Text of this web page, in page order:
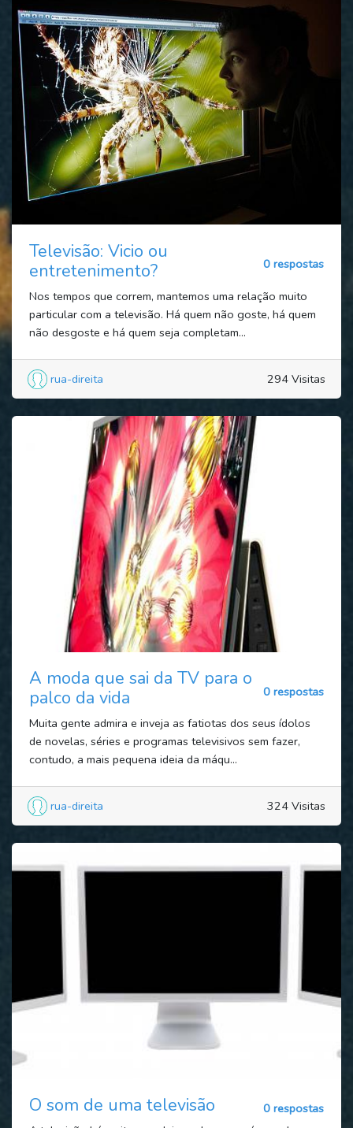
Televisão: Vicio ou
entretenimento?
0 respostas
Nos tempos que correm, mantemos uma relação muito
particular com a televisão. Há quem não goste, há quem
não desgoste e há quem seja completam...
rua-direita 294 Visitas
A moda que sai da TV para o
palco da vida
0 respostas
Muita gente admira e inveja as fatiotas dos seus ídolos
de novelas, séries e programas televisivos sem fazer,
contudo, a mais pequena ideia da máqu...
rua-direita 324 Visitas
O som de uma televisão
0 respostas